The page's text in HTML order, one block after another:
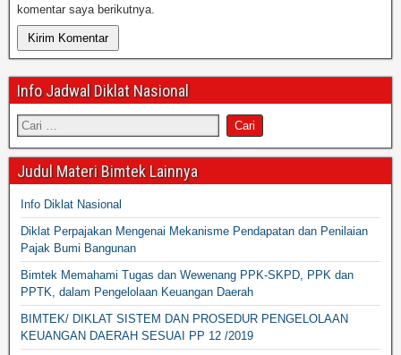
komentar saya berikutnya.
Info Jadwal Diklat Nasional
Judul Materi Bimtek Lainnya
Info Diklat Nasional
Diklat Perpajakan Mengenai Mekanisme Pendapatan dan Penilaian
Pajak Bumi Bangunan
Bimtek Memahami Tugas dan Wewenang PPK-SKPD, PPK dan
PPTK, dalam Pengelolaan Keuangan Daerah
BIMTEK/ DIKLAT SISTEM DAN PROSEDUR PENGELOLAAN
KEUANGAN DAERAH SESUAI PP 12 /2019